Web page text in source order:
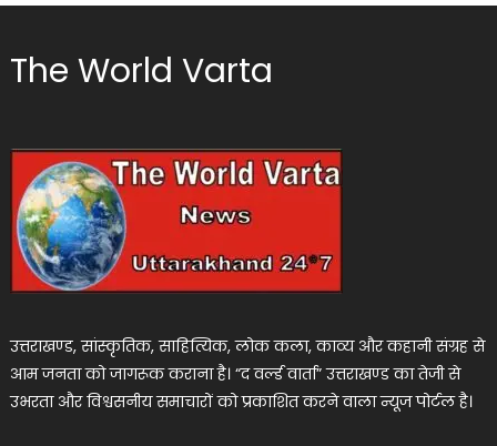
The World Varta
उत्तराखण्ड, सांस्कृतिक, साहित्यिक, लोक कला, काव्य और कहानी संग्रह से
आम जनता को जागरूक कराना है। “द वर्ल्ड वार्ता” उत्तराखण्ड का तेजी से
उभरता और विश्वसनीय समाचारों को प्रकाशित करने वाला न्यूज पोर्टल है।